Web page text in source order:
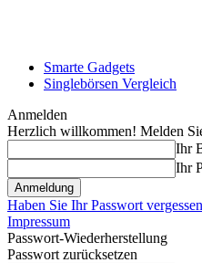
Smarte Gadgets
Singlebörsen Vergleich
Anmelden
Herzlich willkommen! Melden
Ihr
Ihr
Haben Sie Ihr Passwort
Impressum
Passwort-Wiederherstellung
Passwort zurücksetzen